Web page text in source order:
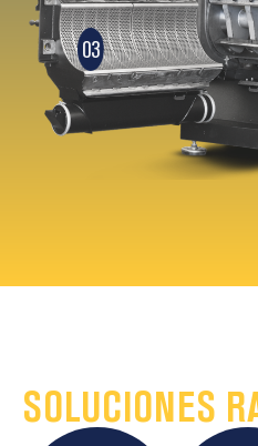
03
SOLUCIONES